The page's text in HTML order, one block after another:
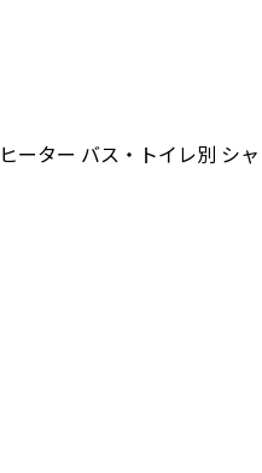
ーター バス・トイレ別 シ